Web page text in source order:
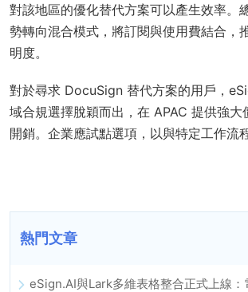
對該地區的優化替代方案可以產生效率。
勢轉向混合模式，將訂閱與使用費結合，
明度。
對於尋求 DocuSign 替代方案的用戶，
域合規選擇脫穎而出，在 APAC 提供強大
開銷。企業應試點選項，以與特定工作流
熱門文章